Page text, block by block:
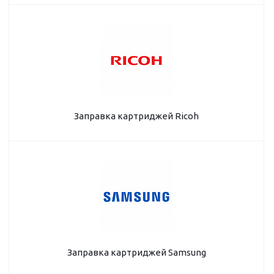
Заправка картриджей Ricoh
Заправка картриджей Samsung